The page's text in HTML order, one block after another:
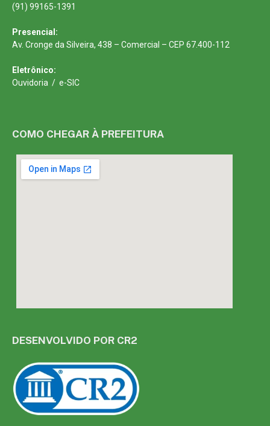
(91) 99165-1391
Presencial:
Av. Cronge da Silveira, 438 – Comercial – CEP 67.400-112
Eletrônico:
Ouvidoria / e-SIC
COMO CHEGAR À PREFEITURA
DESENVOLVIDO POR CR2